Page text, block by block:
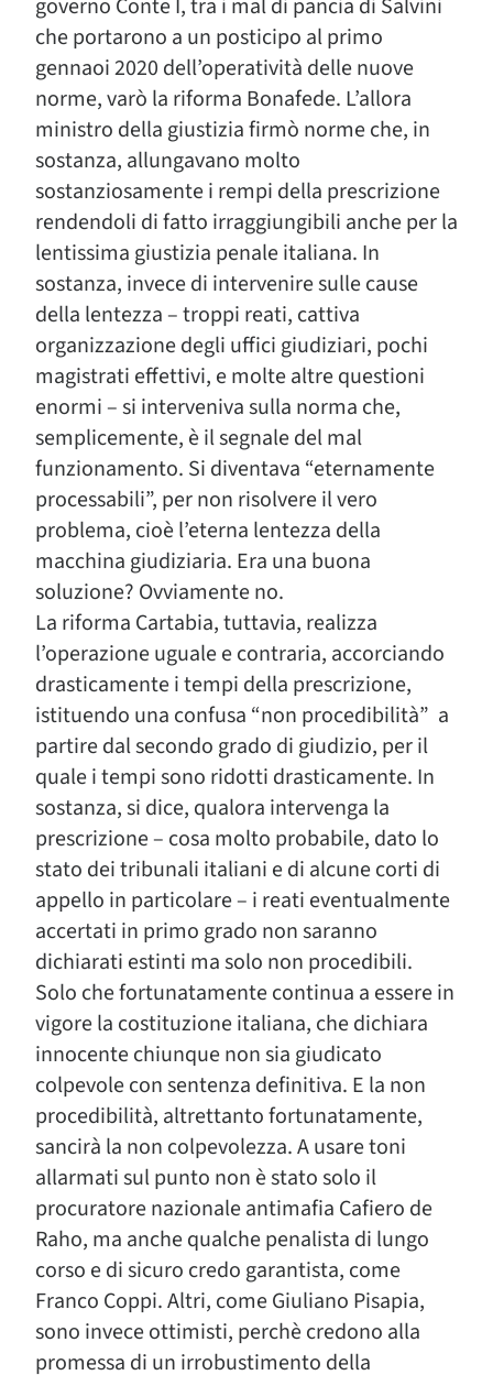
governo Conte I, tra i mal di pancia di Salvini
che portarono a un posticipo al primo
gennaoi 2020 dell’operatività delle nuove
norme, varò la riforma Bonafede. L’allora
ministro della giustizia firmò norme che, in
sostanza, allungavano molto
sostanziosamente i rempi della prescrizione
rendendoli di fatto irraggiungibili anche per la
lentissima giustizia penale italiana. In
sostanza, invece di intervenire sulle cause
della lentezza – troppi reati, cattiva
organizzazione degli uffici giudiziari, pochi
magistrati effettivi, e molte altre questioni
enormi – si interveniva sulla norma che,
semplicemente, è il segnale del mal
funzionamento. Si diventava “eternamente
processabili”, per non risolvere il vero
problema, cioè l’eterna lentezza della
macchina giudiziaria. Era una buona
soluzione? Ovviamente no.
La riforma Cartabia, tuttavia, realizza
l’operazione uguale e contraria, accorciando
drasticamente i tempi della prescrizione,
istituendo una confusa “non procedibilità” a
partire dal secondo grado di giudizio, per il
quale i tempi sono ridotti drasticamente. In
sostanza, si dice, qualora intervenga la
prescrizione – cosa molto probabile, dato lo
stato dei tribunali italiani e di alcune corti di
appello in particolare – i reati eventualmente
accertati in primo grado non saranno
dichiarati estinti ma solo non procedibili.
Solo che fortunatamente continua a essere in
vigore la costituzione italiana, che dichiara
innocente chiunque non sia giudicato
colpevole con sentenza definitiva. E la non
procedibilità, altrettanto fortunatamente,
sancirà la non colpevolezza. A usare toni
allarmati sul punto non è stato solo il
procuratore nazionale antimafia Cafiero de
Raho, ma anche qualche penalista di lungo
corso e di sicuro credo garantista, come
Franco Coppi. Altri, come Giuliano Pisapia,
sono invece ottimisti, perchè credono alla
promessa di un irrobustimento della